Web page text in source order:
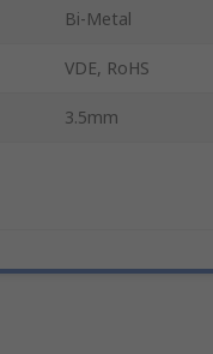
Bi-Metal
VDE, RoHS
3.5mm